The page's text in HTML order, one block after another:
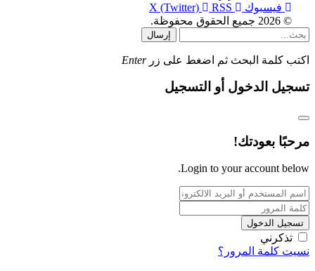
فيسبوك X (Twitter)
RSS
© 2026 جميع الحقوق محفوظة.
إرسال
اكتب كلمة البحث ثم اضغط على زر Enter
تسجيل الدخول أو التسجيل
مرحبًا بعودتك!
Login to your account below.
تسجيل الدخول
تذكرني
نسيت كلمة المرور؟